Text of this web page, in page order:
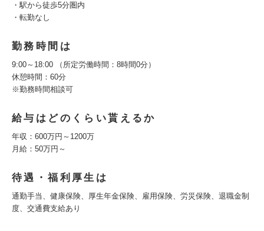
・駅から徒歩5分圏内
・転勤なし
勤務時間は
9:00～18:00 （所定労働時間：8時間0分）
休憩時間：60分
※勤務時間相談可
給与はどのくらい貰えるか
年収：600万円～1200万
月給：50万円～
待遇・福利厚生は
通勤手当、健康保険、厚生年金保険、雇用保険、労災保険、退職金制
度、交通費支給あり